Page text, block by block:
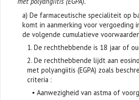
a) De farmaceutische specialiteit op
komt in aanmerking voor vergoeding
de volgende cumulatieve
1. De rechthebbende is 18 jaar of
2. De rechthebbende lijdt aan
met polyangiitis (EGPA) zoals
criteria :
• Aanwezigheid van astma of